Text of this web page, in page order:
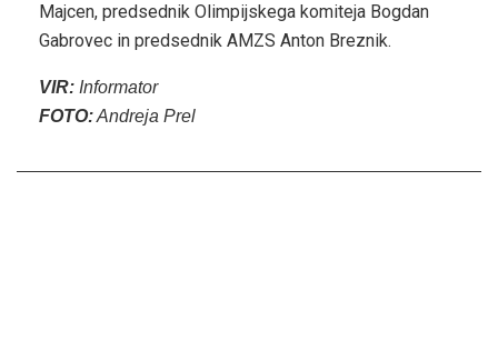
Majcen, predsednik Olimpijskega komiteja Bogdan
Gabrovec in predsednik AMZS Anton Breznik.
VIR: Informator
FOTO:Andreja Prel